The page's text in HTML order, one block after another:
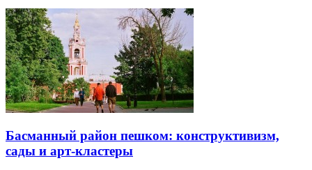
Басманный район пешком: конструктивизм,
сады и арт-кластеры